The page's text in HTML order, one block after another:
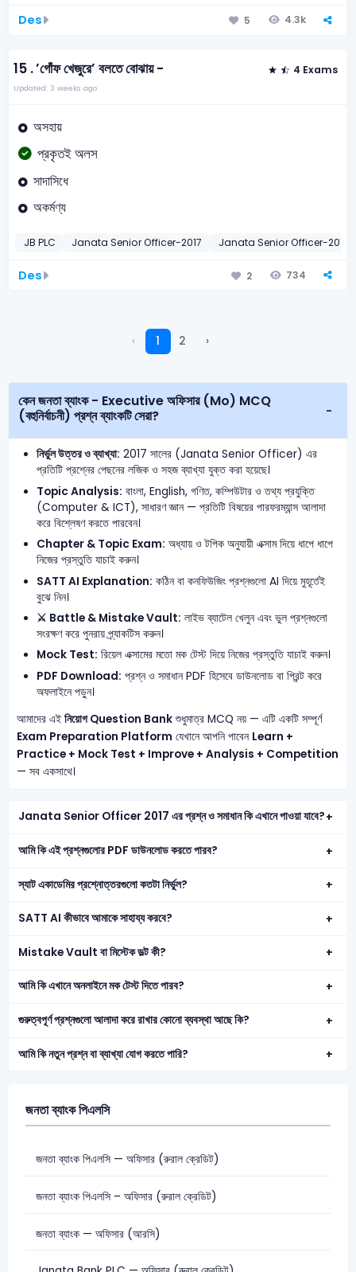
Des 5 4.3k
15 .’গোঁফ খেজুরে’ বলতে বোঝায় - 4 Exams
Updated: 3 weeks ago
অসহায়
প্রকৃতই অলস
সাদাসিধে
অকর্মণ্য
JB PLC Janata Senior Officer-2017 Janata Senior Officer-2016
Des 2 734
‹ 1 2 ›
কেন জনতা ব্যাংক - Executive অফিসার (Mo) MCQ
(বহুনির্বাচনী) প্রশ্ন ব্যাংকটি সেরা?
নির্ভুল উত্তর ও ব্যাখ্যা: 2017 সালের (Janata Senior Officer) এর
প্রতিটি প্রশ্নের পেছনের লজিক ও সহজ ব্যাখ্যা যুক্ত করা হয়েছে।
Topic Analysis: বাংলা, English, গণিত, কম্পিউটার ও তথ্য প্রযুক্তি
(Computer & ICT), সাধারণ জ্ঞান — প্রতিটি বিষয়ের পারফরম্যান্স আলাদা
করে বিশ্লেষণ করতে পারবেন।
Chapter & Topic Exam: অধ্যায় ও টপিক অনুযায়ী এক্সাম দিয়ে ধাপে ধাপে
নিজের প্রস্তুতি যাচাই করুন।
SATT AI Explanation: কঠিন বা কনফিউজিং প্রশ্নগুলো AI দিয়ে মুহূর্তেই
বুঝে নিন।
⚔️ Battle & Mistake Vault: লাইভ ব্যাটেল খেলুন এবং ভুল প্রশ্নগুলো
সংরক্ষণ করে পুনরায় প্র্যাকটিস করুন।
Mock Test: রিয়েল এক্সামের মতো মক টেস্ট দিয়ে নিজের প্রস্তুতি যাচাই করুন।
PDF Download: প্রশ্ন ও সমাধান PDF হিসেবে ডাউনলোড বা প্রিন্ট করে
অফলাইনে পড়ুন।
আমাদের এই নিয়োগ Question Bankশুধুমাত্র MCQ নয় — এটি একটি সম্পূর্ণ
Exam Preparation Platform যেখানে আপনি পাবেন Learn +
Practice + Mock Test + Improve + Analysis + Competition
— সব একসাথে।
Janata Senior Officer 2017 এর প্রশ্ন ও সমাধান কি এখানে পাওয়া যাবে?
আমি কি এই প্রশ্নগুলোর PDF ডাউনলোড করতে পারব?
স্যাট একাডেমির প্রশ্নোত্তরগুলো কতটা নির্ভুল?
SATT AI কীভাবে আমাকে সাহায্য করবে?
Mistake Vault বা মিস্টেক ভল্ট কী?
আমি কি এখানে অনলাইনে মক টেস্ট দিতে পারব?
গুরুত্বপূর্ণ প্রশ্নগুলো আলাদা করে রাখার কোনো ব্যবস্থা আছে কি?
আমি কি নতুন প্রশ্ন বা ব্যাখ্যা যোগ করতে পারি?
জনতা ব্যাংক পিএলসি
জনতা ব্যাংক পিএলসি — অফিসার (রুরাল ক্রেডিট)
জনতা ব্যাংক পিএলসি – অফিসার (রুরাল ক্রেডিট)
জনতা ব্যাংক — অফিসার (আরসি)